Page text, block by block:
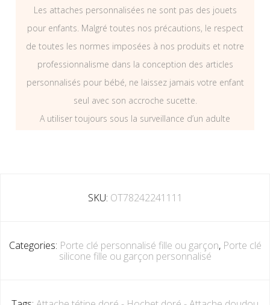
Les attaches personnalisées ne sont pas des jouets
pour enfants. Malgré toutes nos précautions, le respect
de toutes les normes imposées à nos produits et notre
professionnalisme dans la conception des articles
personnalisés pour bébé, ne laissez jamais votre enfant
seul avec son accroche sucette.
A utiliser toujours sous la surveillance d’un adulte
SKU: OT78242241111
Categories: Porte clé personnalisé fille ou garçon, Porte clé
silicone fille ou garçon personnalisé